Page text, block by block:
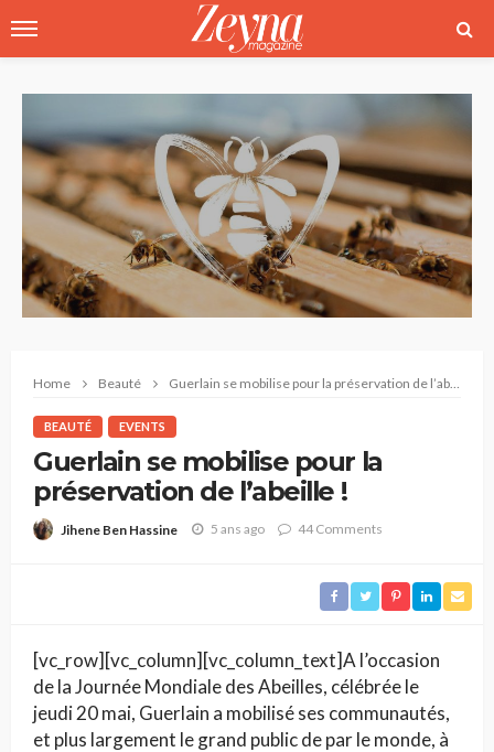
Home Beauté Guerlain se mobilise pour la préservation de l’abeille !
BEAUTÉ EVENTS
Guerlain se mobilise pour la
préservation de l’abeille !
Jihene Ben Hassine 5 ans ago 44 Comments
[vc_row][vc_column][vc_column_text]A l’occasion
de la Journée Mondiale des Abeilles, célébrée le
jeudi 20 mai, Guerlain a mobilisé ses communautés,
et plus largement le grand public de par le monde, à